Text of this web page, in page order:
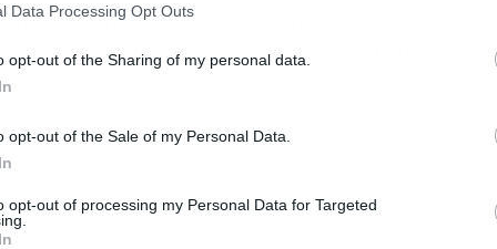
Data Processing Opt Outs
opt-out of the Sharing of my personal data.
opt-out of the Sale of my Personal Data.
opt-out of processing my Personal Data for Targeted
los países de la Unión Europea se han
pueden optar por imponer medidas distintas
una competencia nacional.